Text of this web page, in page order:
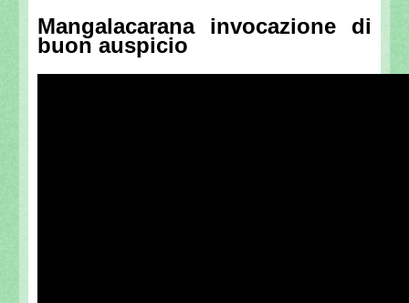
Mangalacarana invocazione di
buon auspicio